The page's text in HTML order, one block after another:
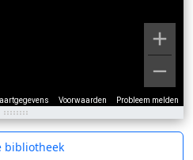
Voorwaarden Probleem melden
bibliotheek